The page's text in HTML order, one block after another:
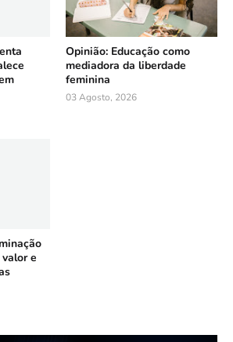
Opinião: Educação como
mediadora da liberdade
feminina
03 Agosto, 2026
e